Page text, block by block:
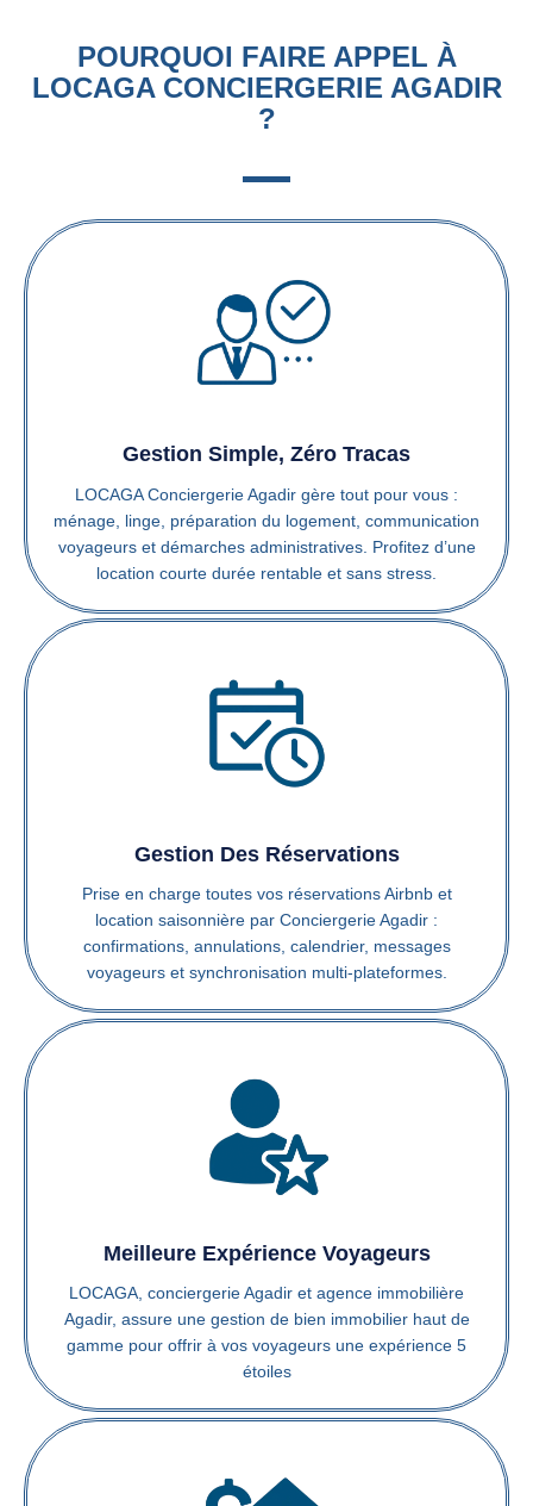
POURQUOI FAIRE APPEL À
LOCAGA CONCIERGERIE AGADIR
?
Gestion Simple, Zéro Tracas
LOCAGA Conciergerie Agadir gère tout pour vous :
ménage, linge, préparation du logement, communication
voyageurs et démarches administratives. Profitez d’une
location courte durée rentable et sans stress.
Gestion Des Réservations
Prise en charge toutes vos réservations Airbnb et
location saisonnière par Conciergerie Agadir :
confirmations, annulations, calendrier, messages
voyageurs et synchronisation multi-plateformes.
Meilleure Expérience Voyageurs
LOCAGA, conciergerie Agadir et agence immobilière
Agadir, assure une gestion de bien immobilier haut de
gamme pour offrir à vos voyageurs une expérience 5
étoiles